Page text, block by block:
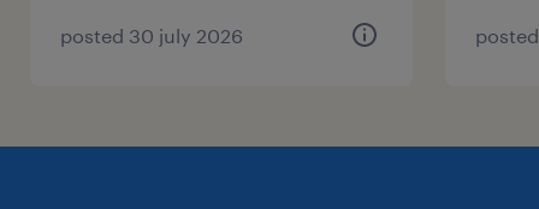
posted 30 july 2026